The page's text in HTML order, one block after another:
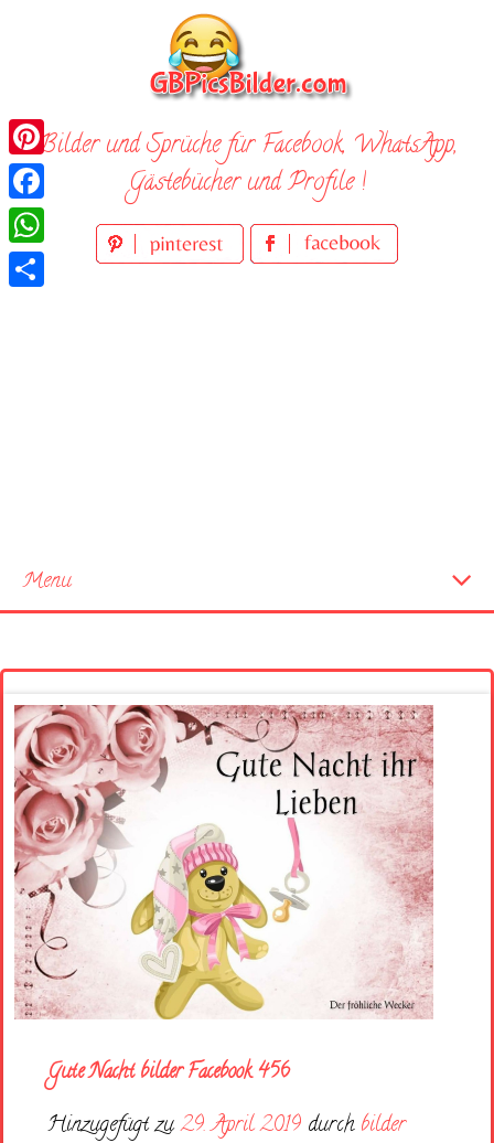
Bilder und Sprüche für Facebook, WhatsApp,
Gästebücher und Profile !
Menu
Gute Nacht bilder Facebook 456
Hinzugefügt zu29. April 2019 durch bilder
Pinterest
Facebook
WhatsApp